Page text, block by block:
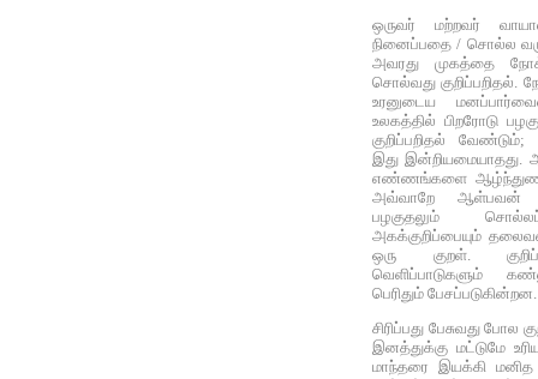
ஒருவர் மற்றவர்
நினைப்பதை / சொல்ல
அவரது முகத்தை
சொல்வது குறிப்பறிதல்.
உரனுடைய
உலகத்தில் பிறரோடு
குறிப்பறிதல்
இது இன்றியமையாதது.
எண்ணங்களை
அவ்வாறே ஆள்பவன்
பழகுதலும்
அகக்குறிப்பையும்
ஒரு குறள்.
வெளிப்பாடுகளும்
பெரிதும் பேசப்படுகின்றன.
சிரிப்பது பேசுவது போல
இனத்துக்கு மட்டுமே
மாந்தரை இயக்கி மனித